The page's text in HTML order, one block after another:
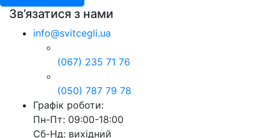
Зв’язатися з нами
info@svitcegli.ua
(067) 235 71 76
(050) 787 79 78
Графік роботи:
Пн-Пт: 09:00-18:00
Сб-Нд: вихідний